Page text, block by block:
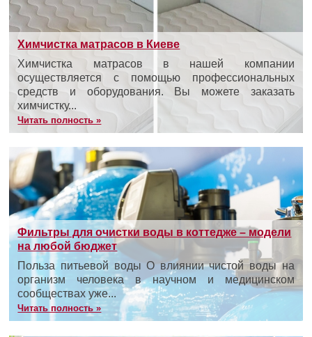
Химчистка матрасов в Киеве
Химчистка матрасов в нашей компании
осуществляется с помощью профессиональных
средств и оборудования. Вы можете заказать
химчистку...
Читать полность »
Фильтры для очистки воды в коттедже – модели
на любой бюджет
Польза питьевой воды О влиянии чистой воды на
организм человека в научном и медицинском
сообществах уже...
Читать полность »